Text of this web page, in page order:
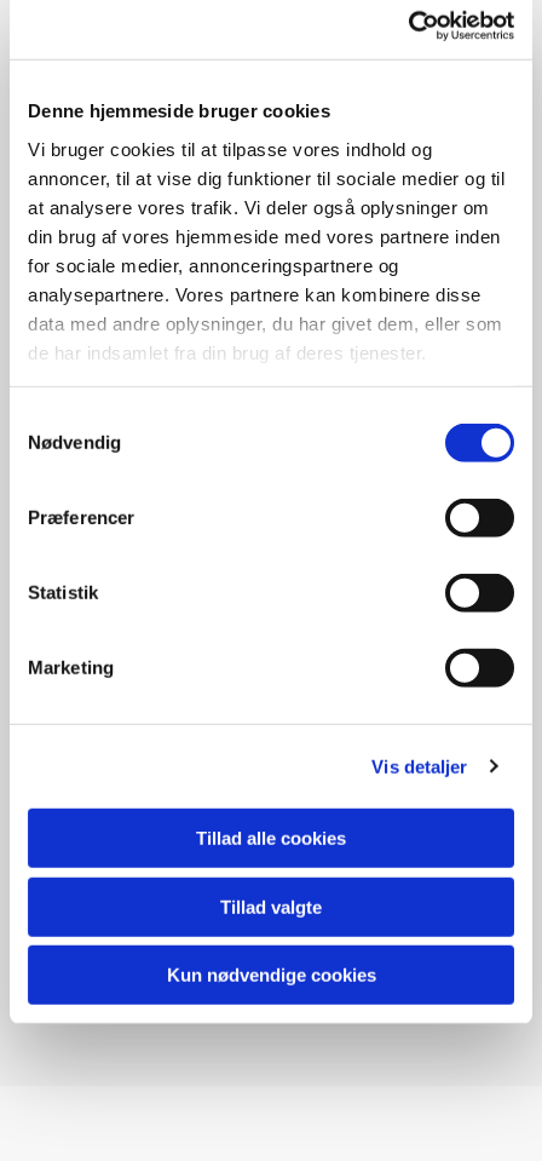
Denne hjemmeside bruger cookies
Vi bruger cookies til at tilpasse vores indhold og
annoncer, til at vise dig funktioner til sociale medier og til
at analysere vores trafik. Vi deler også oplysninger om
din brug af vores hjemmeside med vores partnere inden
for sociale medier, annonceringspartnere og
analysepartnere. Vores partnere kan kombinere disse
data med andre oplysninger, du har givet dem, eller som
de har indsamlet fra din brug af deres tjenester.
Nødvendig
Præferencer
Statistik
Marketing
Vis detaljer
Tillad alle cookies
Tillad valgte
Kun nødvendige cookies
Samme sted. Samme rytme.
Dåb
Et lille liv - et stort ja!
Vi hjælper jer trygt gennem dagen.
Jeres dag. Jeres ord. Vores kirke.
Begravelse
Vi holder om det, der er svært at